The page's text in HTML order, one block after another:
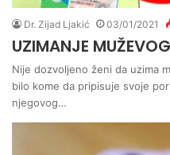
Dr. Zijad Ljakić 03/01/2021
UZIMANJE
Nije dozvoljeno ženi da uzima
bilo kome da pripisuje svoje
njegovog…